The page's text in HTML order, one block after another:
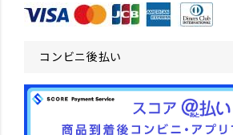
コンビニ後払い